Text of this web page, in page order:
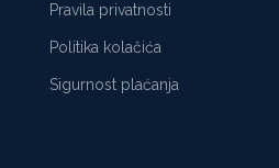
Pravila privatnosti
Politika kolačića
Sigurnost plaćanja